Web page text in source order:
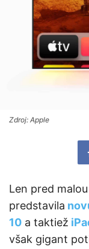
Zdroj: Apple
Len pred
predstavila
10 a taktiež
však gigant